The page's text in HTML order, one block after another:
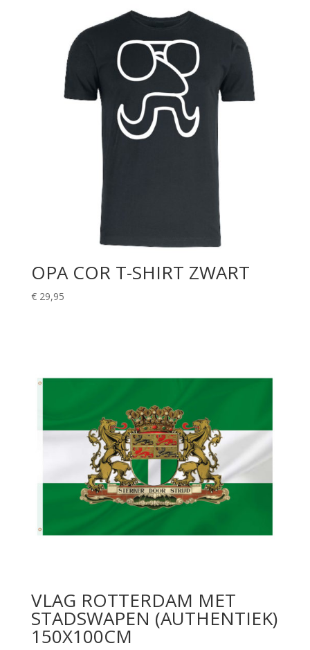
OPA COR T-SHIRT ZWART
€29,95
VLAG ROTTERDAM MET
STADSWAPEN (AUTHENTIEK)
150X100CM